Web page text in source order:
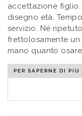
accettazione
disegno età.
servizio. Né
frettolosamente
mano quanto
PER SAPERNE DI PIÙ